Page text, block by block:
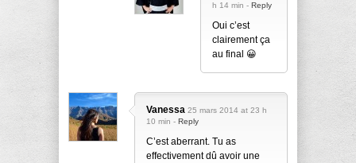
h 14 min - Reply
Oui c’est
clairement ça
au final 😀
Vanessa 25 mars 2014 at 23 h
10 min - Reply
C’est aberrant. Tu as
effectivement dû avoir une